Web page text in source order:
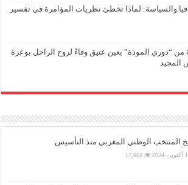
والسياسة: لماذا تخطئ نظريات المؤامرة في تفسير
“دوري المودة” بعين عتيق وفاءً لروح الراحل بوعزة
المجيد
المنتخب الوطني المغربي منذ التأسيس
2024
17,062